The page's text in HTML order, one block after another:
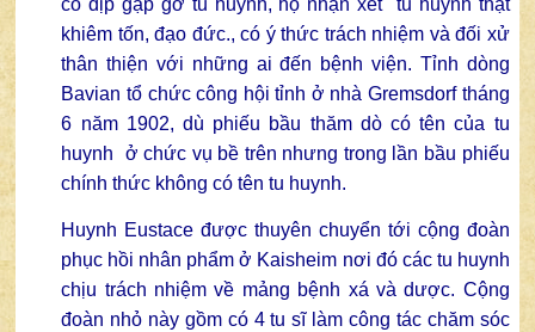
có dịp gặp gỡ tu huynh, họ nhận xét tu huynh thật
khiêm tốn, đạo đức., có ý thức trách nhiệm và đối xử
thân thiện với những ai đến bệnh viện. Tỉnh dòng
Bavian tổ chức công hội tỉnh ở nhà Gremsdorf tháng
6 năm 1902, dù phiếu bầu thăm dò có tên của tu
huynh ở chức vụ bề trên nhưng trong lần bầu phiếu
chính thức không có tên tu huynh.
Huynh Eustace được thuyên chuyển tới cộng đoàn
phục hồi nhân phẩm ở Kaisheim nơi đó các tu huynh
chịu trách nhiệm về mảng bệnh xá và dược. Cộng
đoàn nhỏ này gồm có 4 tu sĩ làm công tác chăm sóc